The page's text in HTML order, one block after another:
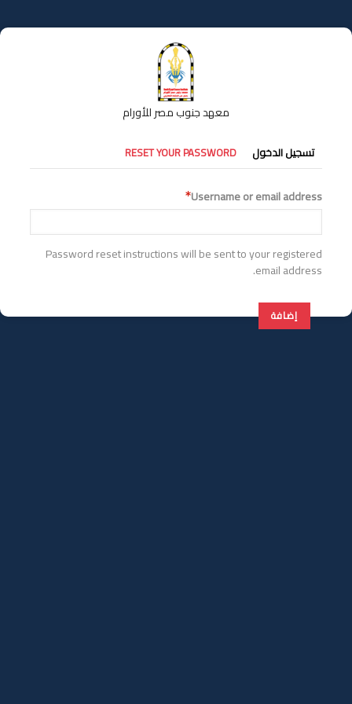
إلى
المحتوى
معهد جنوب مصر للأورام
التبويبات
الأساسية
تسجيل الدخول RESET YOUR PASSWORD
Username or email address
Password reset instructions will be sent to your registered
email address.